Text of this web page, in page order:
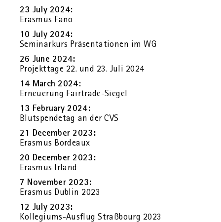
23 July 2024:
Eras­mus Fano
10 July 2024:
Se­mi­nar­kurs Prä­sen­ta­tio­nen im WG
26 June 2024:
Pro­jekt­ta­ge 22. und 23. Juli 2024
14 March 2024:
Er­neue­rung Fair­tra­de-Sie­gel
13 Fe­bru­ary 2024:
Blut­spen­de­tag an der CVS
21 Decem­ber 2023:
Eras­mus Bor­deaux
20 Decem­ber 2023:
Eras­mus Ir­land
7 No­vem­ber 2023:
Eras­mus Dub­lin 2023
12 July 2023:
Kol­le­gi­ums-Aus­flug Straß­bourg 2023